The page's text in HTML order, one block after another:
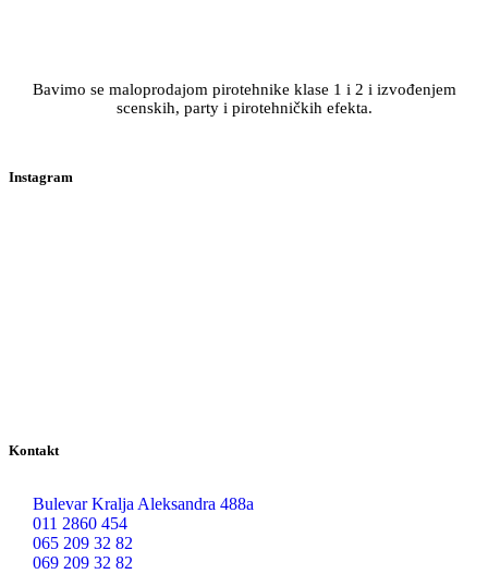
Bavimo se maloprodajom pirotehnike klase 1 i 2 i izvođenjem
scenskih, party i pirotehničkih efekta.
Instagram
Kontakt
Bulevar Kralja Aleksandra 488a
011 2860 454
065 209 32 82
069 209 32 82